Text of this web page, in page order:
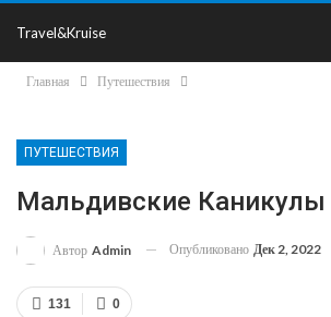
Travel&Kruise
Главная Путешествия
ПУТЕШЕСТВИЯ
Мальдивские Каникулы
Автор Admin Опубликовано Дек 2, 2022
0
131